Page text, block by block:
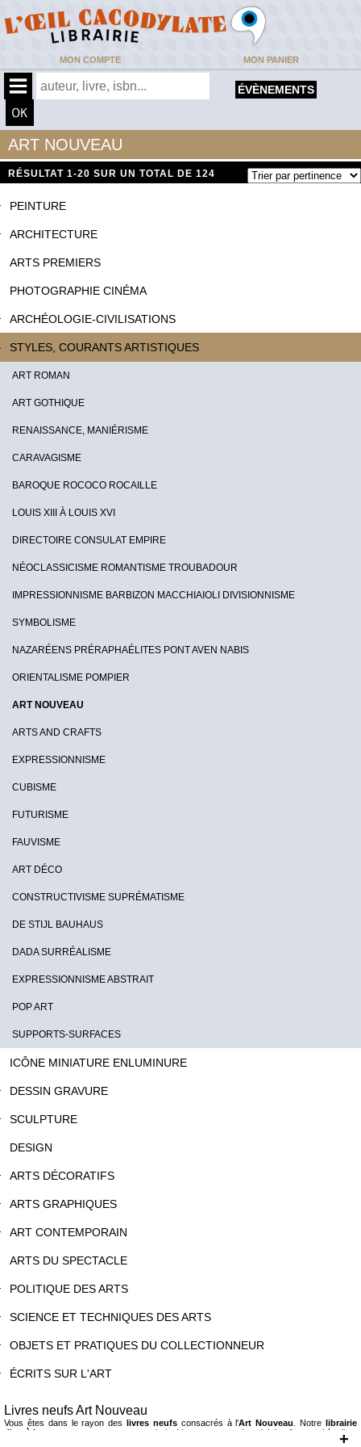
MON COMPTE MON PANIER
ÉVÈNEMENTS
ART NOUVEAU
RÉSULTAT 1-20 SUR UN TOTAL DE 124
PEINTURE
ARCHITECTURE
ARTS PREMIERS
PHOTOGRAPHIE CINÉMA
ARCHÉOLOGIE-CIVILISATIONS
STYLES, COURANTS ARTISTIQUES
ART ROMAN
ART GOTHIQUE
RENAISSANCE, MANIÉRISME
CARAVAGISME
BAROQUE ROCOCO ROCAILLE
LOUIS XIII À LOUIS XVI
DIRECTOIRE CONSULAT EMPIRE
NÉOCLASSICISME ROMANTISME TROUBADOUR
IMPRESSIONNISME BARBIZON MACCHIAIOLI DIVISIONNISME
SYMBOLISME
NAZARÉENS PRÉRAPHAÉLITES PONT AVEN NABIS
ORIENTALISME POMPIER
ART NOUVEAU
ARTS AND CRAFTS
EXPRESSIONNISME
CUBISME
FUTURISME
FAUVISME
ART DÉCO
CONSTRUCTIVISME SUPRÉMATISME
DE STIJL BAUHAUS
DADA SURRÉALISME
EXPRESSIONNISME ABSTRAIT
POP ART
SUPPORTS-SURFACES
ICÔNE MINIATURE ENLUMINURE
DESSIN GRAVURE
SCULPTURE
DESIGN
ARTS DÉCORATIFS
ARTS GRAPHIQUES
ART CONTEMPORAIN
ARTS DU SPECTACLE
POLITIQUE DES ARTS
SCIENCE ET TECHNIQUES DES ARTS
OBJETS ET PRATIQUES DU COLLECTIONNEUR
ÉCRITS SUR L'ART
Livres neufs Art Nouveau
Vous êtes dans le rayon deslivres neufsconsacrés à l'Art Nouveau . Notrelibrairie
d'art à Lyon
vous propose un vaste choix. Vous trouverez donc ici des livres qui étudient
dans le détail les spécificités stylistiques de l'Art Nouveau -ses origines, ses
+